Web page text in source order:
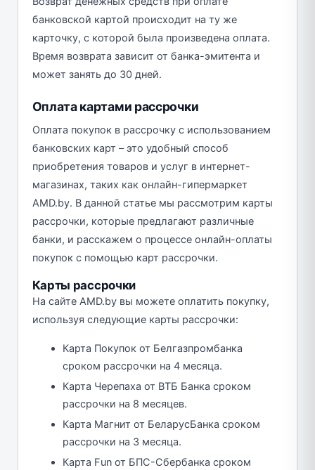
банковской картой происходит на ту же
карточку, с которой была произведена оплата.
Время возврата зависит от банка-эмитента и
может занять до 30 дней.
Оплата картами рассрочки
Оплата покупок в рассрочку с использованием
банковских карт – это удобный способ
приобретения товаров и услуг в интернет-
магазинах, таких как онлайн-гипермаркет
AMD.by. В данной статье мы рассмотрим карты
рассрочки, которые предлагают различные
банки, и расскажем о процессе онлайн-оплаты
покупок с помощью карт рассрочки.
Карты рассрочки
На сайте AMD.by вы можете оплатить покупку,
используя следующие карты рассрочки:
Карта Покупок от Белгазпромбанка
сроком рассрочки на 4 месяца.
Карта Черепаха от ВТБ Банка сроком
рассрочки на 8 месяцев.
Карта Магнит от БеларусБанка сроком
рассрочки на 3 месяца.
Карта Fun от БПС-Сбербанка сроком